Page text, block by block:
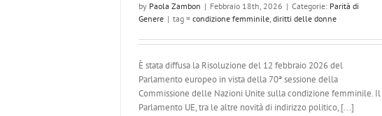
by Paola Zambon | Febbraio 18th, 2026 | Categorie: Parità di
Genere | tag = condizione femminile, diritti delle donne
È stata diffusa la Risoluzione del 12 febbraio 2026 del
Parlamento europeo in vista della 70ª sessione della
Commissione delle Nazioni Unite sulla condizione femminile. Il
Parlamento UE, tra le altre novità di indirizzo politico, [...]